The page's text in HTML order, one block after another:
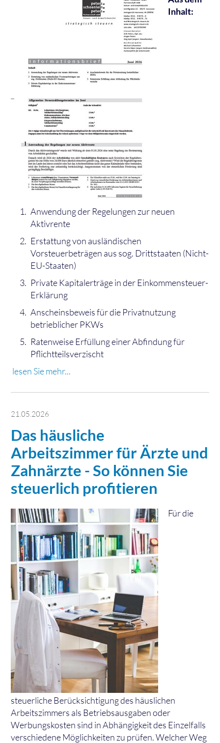
Inhalt:
Anwendung der Regelungen zur neuen
Aktivrente
Erstattung von ausländischen
Vorsteuerbeträgen aus sog. Drittstaaten (Nicht-
EU-Staaten)
Private Kapitalerträge in der Einkommensteuer-
Erklärung
Anscheinsbeweis für die Privatnutzung
betrieblicher PKWs
Ratenweise Erfüllung einer Abfindung für
Pflichtteilsverzischt
lesen Sie mehr...
21.05.2026
Das häusliche
Arbeitszimmer für Ärzte und
Zahnärzte - So können Sie
steuerlich profitieren
Für die
steuerliche Berücksichtigung des häuslichen
Arbeitszimmers als Betriebsausgaben oder
Werbungskosten sind in Abhängigkeit des Einzelfalls
verschiedene Möglichkeiten zu prüfen. Welcher Weg